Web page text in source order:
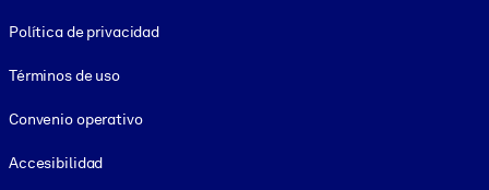
Política de privacidad
Términos de uso
Convenio operativo
Accesibilidad